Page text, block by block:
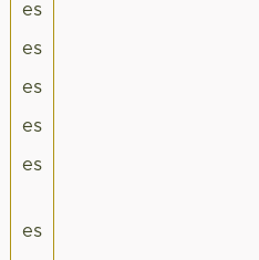
es
es
es
es
es
es